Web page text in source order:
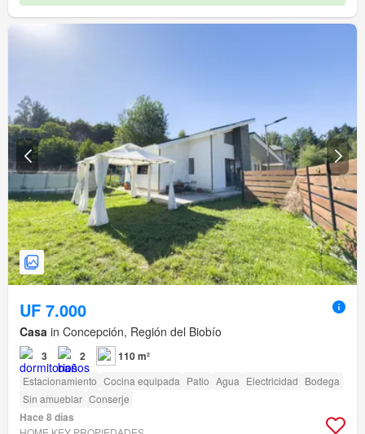
UF 7.000
Casa in Concepción, Región del Biobío
3 2 110 m²
Estacionamiento Cocina equipada Patio Agua Electricidad Bodega
Sin amueblar Conserje
Hace 8 días